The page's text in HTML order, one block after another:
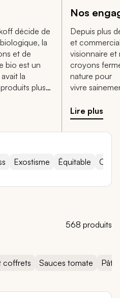
décide de
la
et de
bio est un
la
plus
Nos
Depuis plus
et
visionnaire et
croyons
nature pour
vivre
adoptent le
mode, nous
différence en
Lire plus
Exostisme Équitable
568 produits
coffrets Sauces tomate